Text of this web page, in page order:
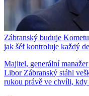
Zábranský buduje
jak šéf kontroluje každý
Majitel, generální
Libor Zábranský stáhl
rukou právě ve chvíli,